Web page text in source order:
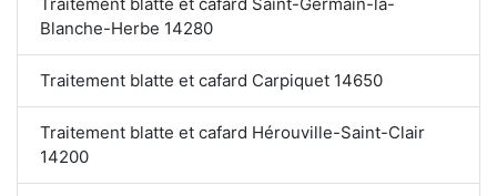
Blanche-Herbe 14280
Traitement blatte et cafard Carpiquet 14650
Traitement blatte et cafard Hérouville-Saint-Clair
14200